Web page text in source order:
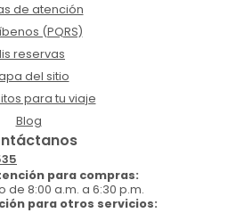
de atención
(PQRS)
reservas
del sitio
para tu viaje
Blog
para compras:
de 8:00 a.m. a 6:30 p.m.
para otros servicios: